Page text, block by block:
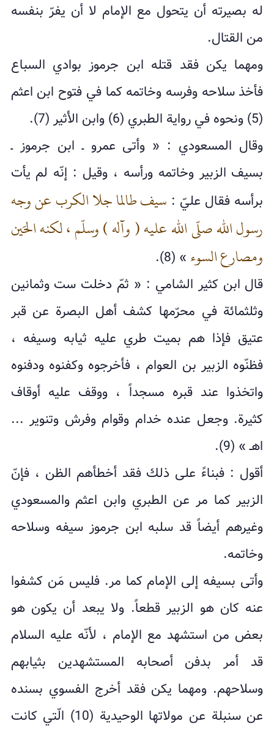
له بصيرته أن يتحول مع الإمام لا أن يفرّ بنفسه
من القتال.
ومهما يكن فقد قتله ابن جرموز بوادي السباع
فأخذ سلاحه وفرسه وخاتمه كما في فتوح ابن اعثم
(5) ونحوه في رواية الطبري (6) وابن الأثير (7).
وقال المسعودي : « وأتى عمرو ـ ابن جرموز ـ
بسيف الزبير وخاتمه ورأسه ، وقيل : إنّه لم يأت
برأسه فقال عليّ : سيف طالما جلا الكرب عن وجه
رسول الله صلّى الله عليه ( وآله ) وسلّم ، لكنه الحَين
ومصارع السوء » (8).
قال ابن كثير الشامي : « ثمّ دخلت ست وثمانين
وثلثمائة في محرّمها كشف أهل البصرة عن قبر
عتيق فإذا هم بميت طري عليه ثيابه وسيفه ،
فظنّوه الزبير بن العوام ، فأخرجوه وكفنوه ودفنوه
واتخذوا عند قبره مسجداً ، ووقف عليه أوقاف
كثيرة. وجعل عنده خدام وقوام وفرش وتنوير ...
اهـ » (9).
أقول : فبناءً على ذلك فقد أخطأهم الظن ، فإنّ
الزبير كما مر عن الطبري وابن اعثم والمسعودي
وغيرهم أيضاً قد سلبه ابن جرموز سيفه وسلاحه
وخاتمه.
وأتى بسيفه إلى الإمام كما مر. فليس مَن كشفوا
عنه كان هو الزبير قطعاً. ولا يبعد أن يكون هو
بعض من استشهد مع الإمام ، لأنّه عليه السلام
قد أمر بدفن أصحابه المستشهدين بثيابهم
وسلاحهم. ومهما يكن فقد أخرج الفسوي بسنده
عن سنبلة عن مولاتها الوحيدية (10) الّتي كانت